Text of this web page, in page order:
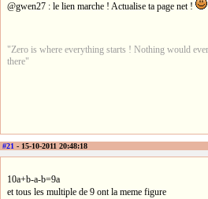
@gwen27 : le lien marche ! Actualise ta page net !
"Zero is where everything starts ! Nothing would
there"
#21 - 15-10-2011 20:48:18
10a+b-a-b=9a
et tous les multiple de 9 ont la meme figure